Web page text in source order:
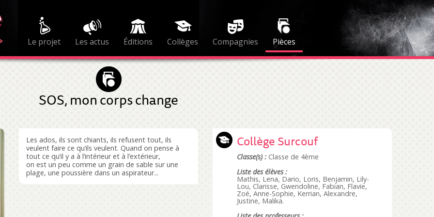
Le projet Les actus Éditions Collèges Compagnies Pièces
SOS, mon corps change
Les ados, ils sont chiants, ils refusent tout, ils
veulent faire ce qu’ils veulent. Quand on pense à
tout ce qu’il y a à l’intérieur et à l’extérieur,
on est un peu comme un grain de sable sur une
plage, une poussière dans un aspirateur...
Collège Surcouf
Classe(s) : Classe de 4ème
Liste des élèves :
Mathis, Lena, Dario, Loris, Benjamin, Lily-
Lou, Clarisse, Gwendoline, Fabian, Flavie,
Zoé, Anne-Sophie, Kerrian, Alexandre,
Justine, Malika.